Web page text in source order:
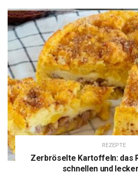
REZEPTE
Zerbröselte Kartoffeln: das
schnellen und